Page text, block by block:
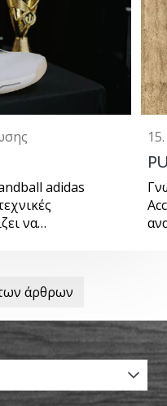
adidas
να…
άρθρων